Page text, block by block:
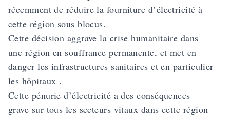
récemment de réduire la fourniture d’électricité à
cette région sous blocus.
Cette décision aggrave la crise humanitaire dans
une région en souffrance permanente, et met en
danger les infrastructures sanitaires et en particulier
les hôpitaux .
Cette pénurie d’électricité a des conséquences
grave sur tous les secteurs vitaux dans cette région